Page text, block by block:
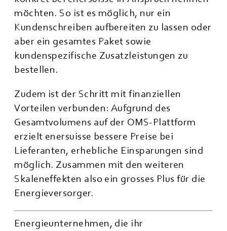
möchten. So ist es möglich, nur ein
Kundenschreiben aufbereiten zu lassen oder
aber ein gesamtes Paket sowie
kundenspezifische Zusatzleistungen zu
bestellen.
Zudem ist der Schritt mit finanziellen
Vorteilen verbunden: Aufgrund des
Gesamtvolumens auf der OMS-Plattform
erzielt enersuisse bessere Preise bei
Lieferanten, erhebliche Einsparungen sind
möglich. Zusammen mit den weiteren
Skaleneffekten also ein grosses Plus für die
Energieversorger.
Energieunternehmen, die ihr